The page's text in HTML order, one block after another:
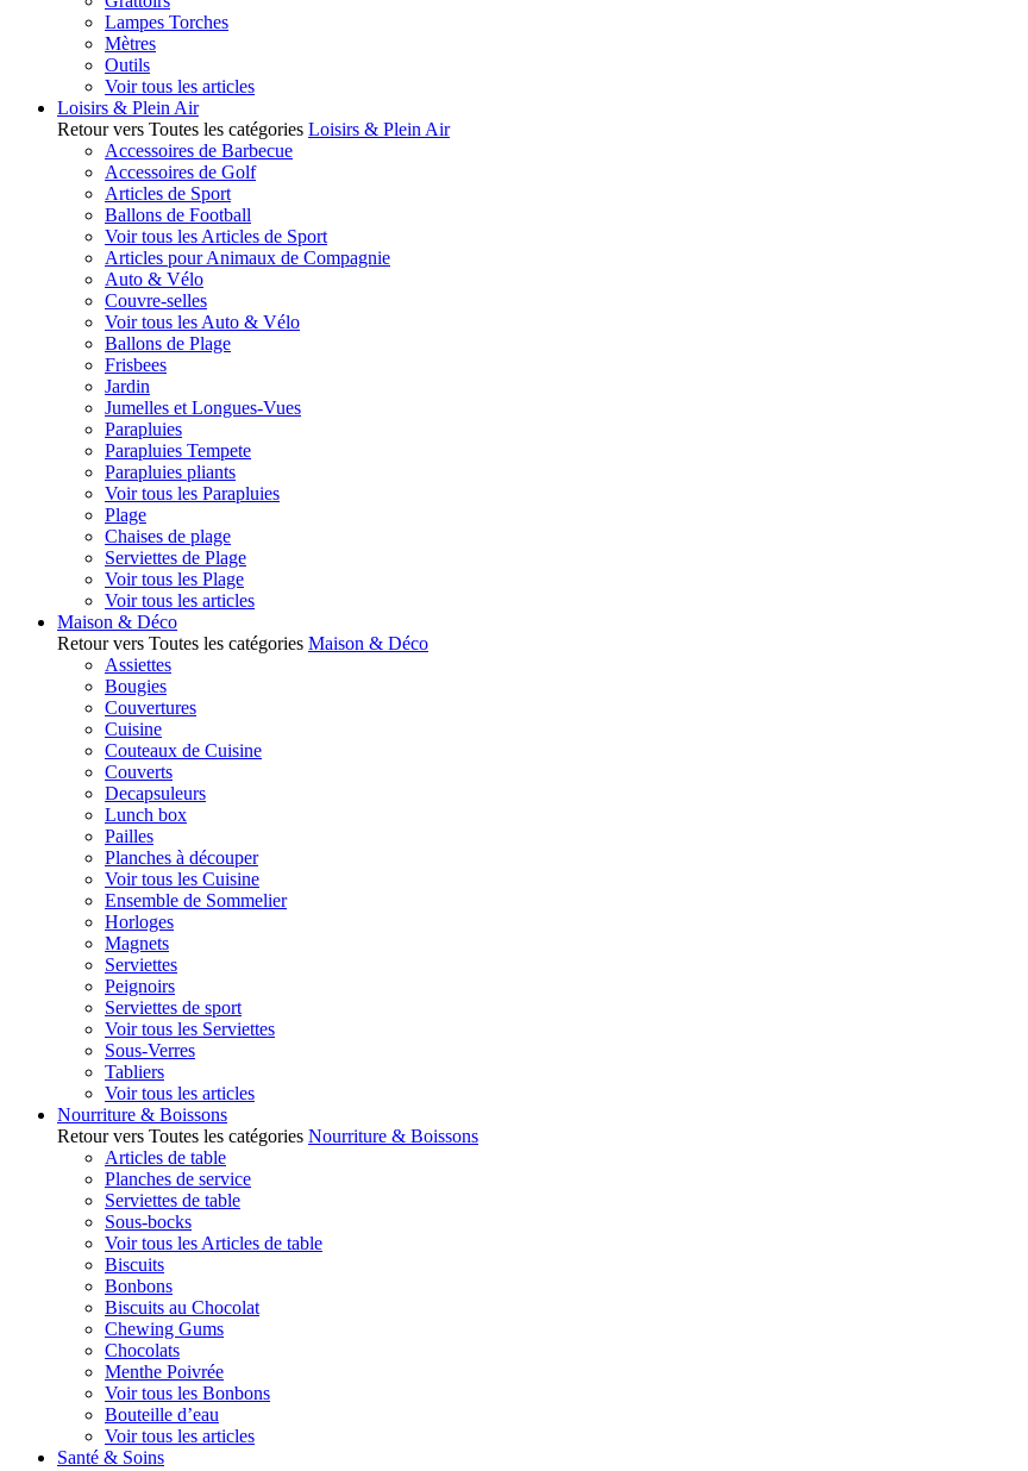
Lampes Torches
Mètres
Outils
Voir tous les articles
Loisirs & Plein Air
Retour vers Toutes les catégories Loisirs & Plein Air
Accessoires de Barbecue
Accessoires de Golf
Articles de Sport
Ballons de Football
Voir tous les Articles de Sport
Articles pour Animaux de Compagnie
Auto & Vélo
Couvre-selles
Voir tous les Auto & Vélo
Ballons de Plage
Frisbees
Jardin
Jumelles et Longues-Vues
Parapluies
Parapluies Tempete
Parapluies pliants
Voir tous les Parapluies
Plage
Chaises de plage
Serviettes de Plage
Voir tous les Plage
Voir tous les articles
Maison & Déco
Retour vers Toutes les catégories Maison & Déco
Assiettes
Bougies
Couvertures
Cuisine
Couteaux de Cuisine
Couverts
Decapsuleurs
Lunch box
Pailles
Planches à découper
Voir tous les Cuisine
Ensemble de Sommelier
Horloges
Magnets
Serviettes
Peignoirs
Serviettes de sport
Voir tous les Serviettes
Sous-Verres
Tabliers
Voir tous les articles
Nourriture & Boissons
Retour vers Toutes les catégories Nourriture & Boissons
Articles de table
Planches de service
Serviettes de table
Sous-bocks
Voir tous les Articles de table
Biscuits
Bonbons
Biscuits au Chocolat
Chewing Gums
Chocolats
Menthe Poivrée
Voir tous les Bonbons
Bouteille d’eau
Voir tous les articles
Santé & Soins